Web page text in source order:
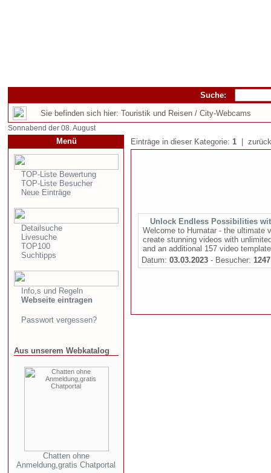
Suche:
Sie befinden sich hier: Touristik und Reisen / City-Webcams
Sonnabend der 08. August
Menü
TOP-Liste Bewertung
TOP-Liste Besucher
Neue Einträge
Detailsuche
Livesuche
TOP100
Suchtipps
Info,s und Regeln
Webseite eintragen
Passwort vergessen?
Aus unserem Webkatalog
Chatten ohne
Anmeldung,gratis Chatportal
Einträge in dieser Kategorie: 1 |
Unlock Endless Possibilities
Welcome to Humatar - the ultimate
create stunning videos with
and an additional 157 video
Datum: 03.03.2023 - Besucher: 1247